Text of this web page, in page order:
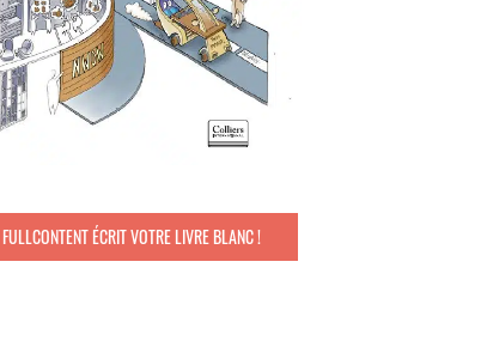
FULLCONTENT ÉCRIT VOTRE LIVRE BLANC !